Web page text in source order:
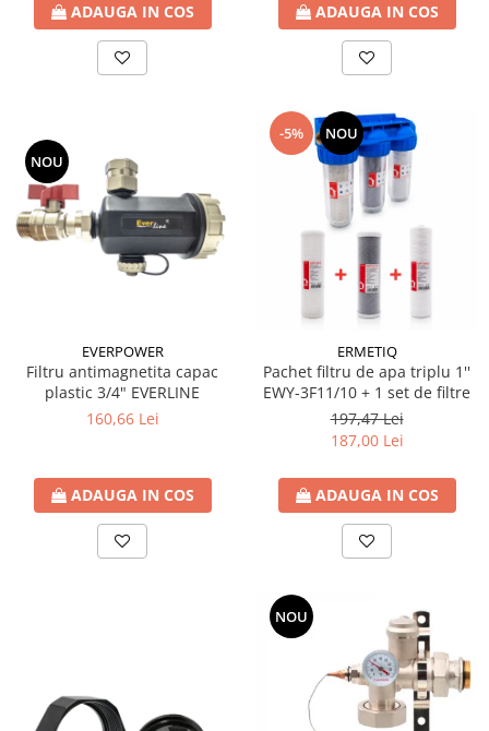
ADAUGA IN COS ADAUGA IN COS
NOU
EVERPOWER
Filtru antimagnetita capac
plastic 3/4" EVERLINE
160,66 Lei
ADAUGA IN COS
-5% NOU
ERMETIQ
Pachet filtru de apa triplu 1''
EWY-3F11/10 + 1 set de filtre
197,47 Lei
187,00 Lei
ADAUGA IN COS
NOU